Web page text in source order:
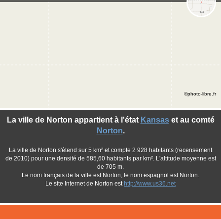
La ville de Norton appartient à l'état Kansaset au comté
Norton.
La ville de Norton s'étend sur 5 km² et compte 2 928 habitants (recensement
de 2010) pour une densité de 585,60 habitants par km². L'altitude moyenne est
de 705 m.
Le nom français de la ville est Norton, le nom espagnol est Norton.
Le site Internet de Norton est http://www.us36.net
©photo-libre.fr